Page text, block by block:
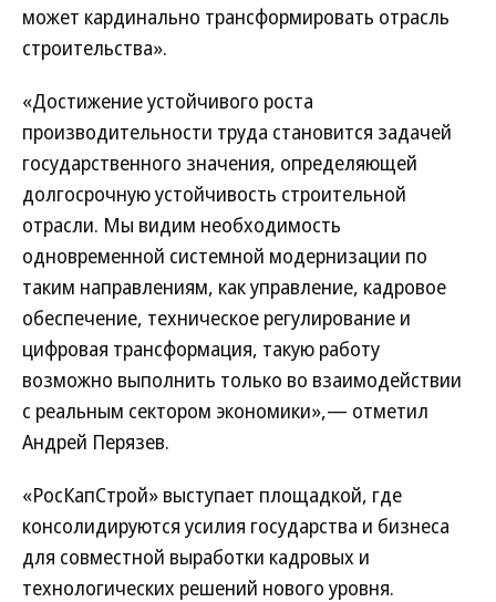
может кардинально трансформировать отрасль
строительства».
«Достижение устойчивого роста
производительности труда становится задачей
государственного значения, определяющей
долгосрочную устойчивость строительной
отрасли. Мы видим необходимость
одновременной системной модернизации по
таким направлениям, как управление, кадровое
обеспечение, техническое регулирование и
цифровая трансформация, такую работу
возможно выполнить только во взаимодействии
с реальным сектором экономики»,— отметил
Андрей Перязев.
«РосКапСтрой» выступает площадкой, где
консолидируются усилия государства и бизнеса
для совместной выработки кадровых и
технологических решений нового уровня.